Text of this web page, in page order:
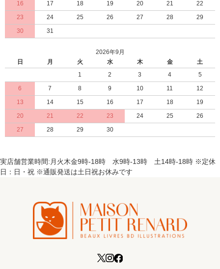
16
17 18 19 20 21
22
23
24 25 26 27 28
29
30
31
2026年9月
日
月 火 水 木 金
土
1
2 3 4
5
6
7 8 9 10 11
12
13
14 15 16 17 18
19
20
21 22 23 24 25
26
27
28 29 30
実店舗営業時間:月火木金9時-18時 水9時-13時 土14時-18時 ※定休
日：日・祝 ※通販発送は土日祝お休みです